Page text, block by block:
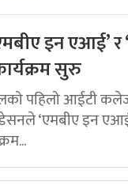
इन एआई’
सुरु
पहिलो आईटी
‘एमबीए इन